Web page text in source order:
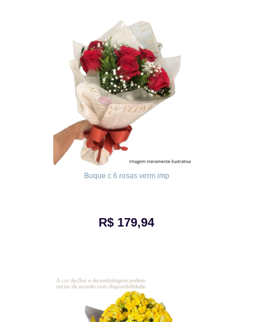
Buque c 6 rosas verm imp
R$ 179,94